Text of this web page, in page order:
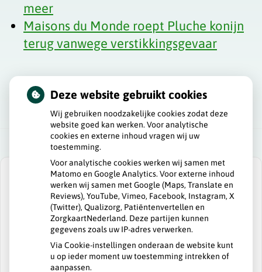
meer
Maisons du Monde roept Pluche konijn
terug vanwege verstikkingsgevaar
U heeft geen toestemming gegeven voor
externe inhouddie nodig is om dit te
zien.
Cookie-instellingen wijzigen
Deze website gebruikt cookies
Wij gebruiken noodzakelijke cookies zodat deze
website goed kan werken. Voor analytische
cookies en externe inhoud vragen wij uw
toestemming.
Voor analytische cookies werken wij samen met
Matomo en Google Analytics. Voor externe inhoud
werken wij samen met Google (Maps, Translate en
Reviews), YouTube, Vimeo, Facebook, Instagram, X
(Twitter), Qualizorg, Patiëntenvertellen en
ZorgkaartNederland. Deze partijen kunnen
gegevens zoals uw IP-adres verwerken.
Via Cookie-instellingen onderaan de website kunt
u op ieder moment uw toestemming intrekken of
aanpassen.